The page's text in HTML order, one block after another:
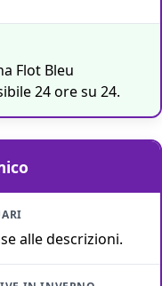
Flot Bleu
24 ore su 24.
alle descrizioni.